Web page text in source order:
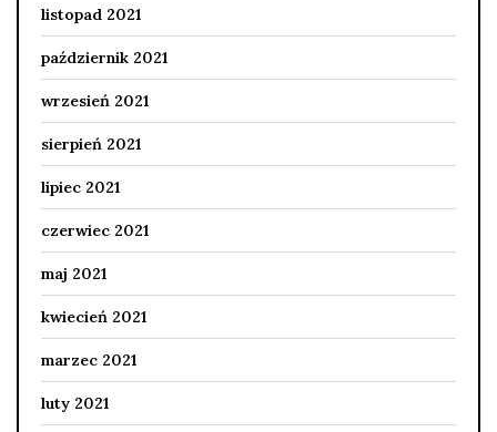
listopad 2021
październik 2021
wrzesień 2021
sierpień 2021
lipiec 2021
czerwiec 2021
maj 2021
kwiecień 2021
marzec 2021
luty 2021